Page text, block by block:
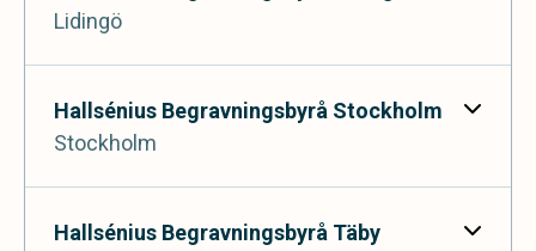
Lidingö
Stockholmsvägen 46,
Hallsénius Begravningsbyrå Stockholm
Stockholm
Hallsénius Begravningsbyrå Täby